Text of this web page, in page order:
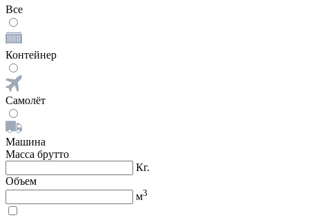
Все
Контейнер
Самолёт
Машина
Масса брутто
Кг.
Объем
м3